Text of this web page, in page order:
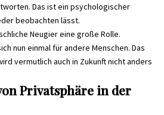
Das ist ein psychologischer
beobachten lässt.
Neugier eine große Rolle.
nun einmal für andere Menschen. Das
vermutlich auch in Zukunft nicht anders
Privatsphäre in der